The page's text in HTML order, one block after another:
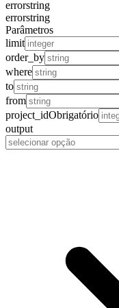
errorstring
errorstring
Parâmetros
limit
order_by
where
to
from
project_idObrigatório
output